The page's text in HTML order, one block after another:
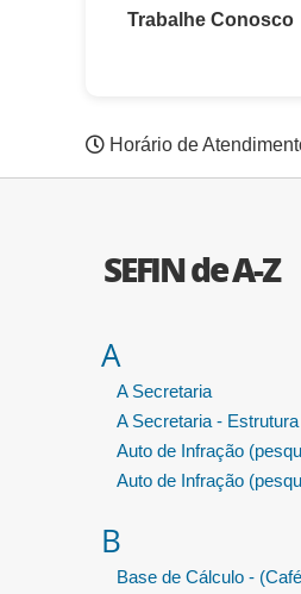
Trabalhe Conosco
Horário de
SEFIN de A-Z
A
A Secretaria
A Secretaria -
Auto de Infração
Auto de Infração
B
Base de Cálculo -